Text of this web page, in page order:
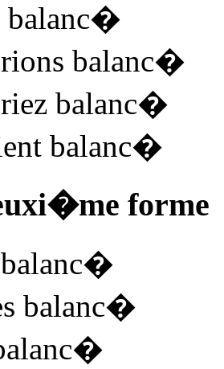
�
balanc�
balanc�
balanc�
forme
�
balanc�
�